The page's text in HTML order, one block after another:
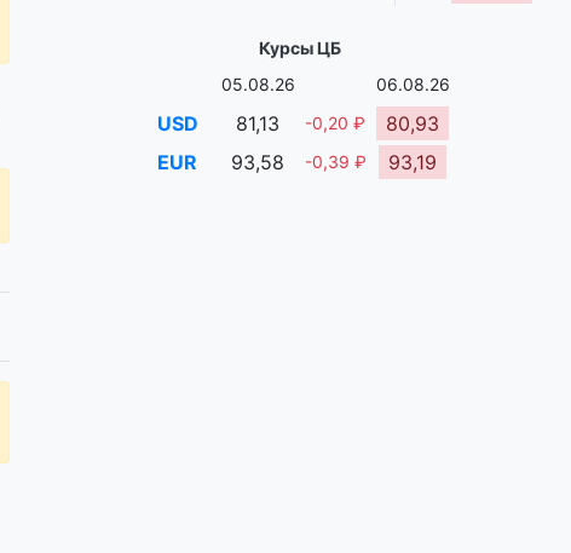
Курсы ЦБ
05.08.26
06.08.26
USD 81,13 -0,20 ₽
80,93
EUR
93,58 -0,39 ₽ 93,19